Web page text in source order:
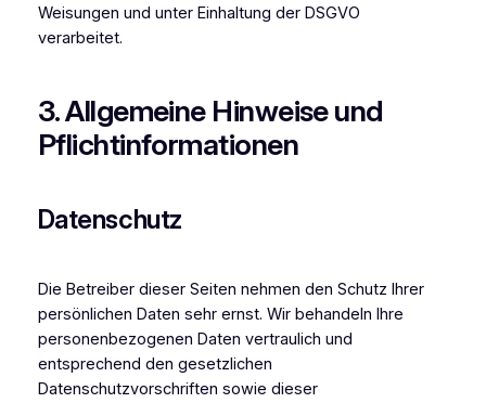
Weisungen und unter Einhaltung der DSGVO
verarbeitet.
3. Allgemeine Hinweise und
Pflicht­informationen
Datenschutz
Die Betreiber dieser Seiten nehmen den Schutz Ihrer
persönlichen Daten sehr ernst. Wir behandeln Ihre
personenbezogenen Daten vertraulich und
entsprechend den gesetzlichen
Datenschutzvorschriften sowie dieser